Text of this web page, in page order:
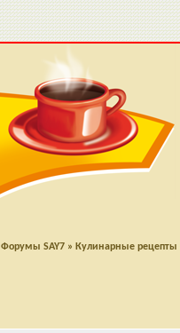
Форумы SAY7 » Кулинарные рецепты